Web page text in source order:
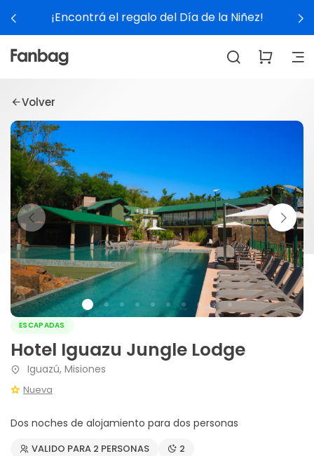
¡Encontrá el regalo del Día de la Niñez!
Volver
ESCAPADAS
Hotel Iguazu Jungle Lodge
Iguazú, Misiones
Nueva
Dos noches de alojamiento para dos personas
VALIDO PARA 2 PERSONAS 2